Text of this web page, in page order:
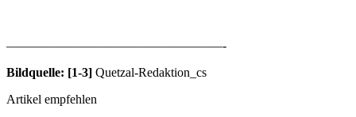
—————————————————-
Bildquelle: [1-3] Quetzal-Redaktion_cs
Artikel empfehlen